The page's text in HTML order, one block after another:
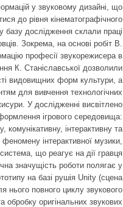
у звуковому дизайні, що
до рівня кінематографічного
базу дослідження склали праці
Зокрема, на основі робіт В.
професії звукорежисера в
К. Станіславської дозволили
видовищних форм культури, а
для вивчення технологічних
У дослідженні висвітлено
ігрового середовища:
комунікативну, інтерактивну та
інтерактивної музики,
що реагує на дії гравця
значущість роботи полягає у
на базі рушія Unity (сцена
нього повного циклу звукового
обробку оригінальних звукових